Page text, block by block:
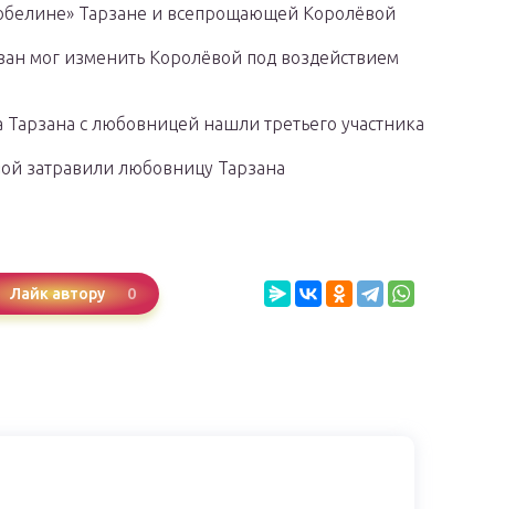
Тарзане и всепрощающей Королёвой
мог изменить Королёвой под воздействием
Тарзана с любовницей нашли третьего участника
затравили любовницу Тарзана
Лайк автору 0